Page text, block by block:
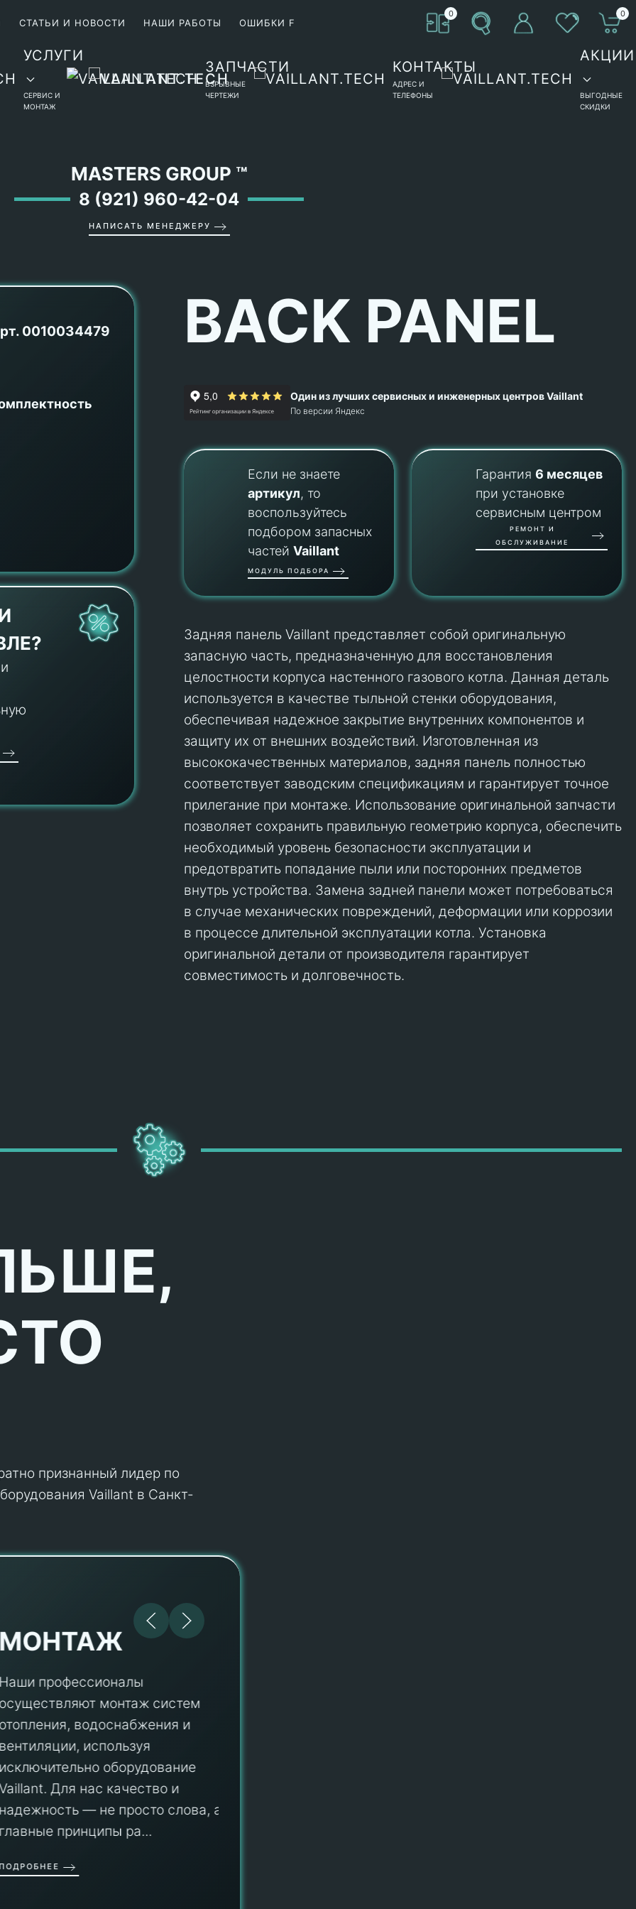
СТАТЬИ И НОВОСТИ НАШИ РАБОТЫ ОШИБКИ F
0 0
УСЛУГИ
СЕРВИС И
МОНТАЖ
ЗАПЧАСТИ
ВЗРЫВНЫЕ
ЧЕРТЕЖИ
КОНТАКТЫ
АДРЕС И
ТЕЛЕФОНЫ
АКЦИИ
ВЫГОДНЫЕ
СКИДКИ
MASTERS GROUP ™
8 (921) 960-42-04
НАПИСАТЬ МЕНЕДЖЕРУ
0010034479 BACK PANEL
Один из лучших сервисных и инженерных центров Vaillant
По версии Яндекс
Если не знаете
артикул, то
воспользуйтесь
подбором запасных
частейVaillant
МОДУЛЬ ПОДБОРА
Гарантия6 месяцев
при установке
сервисным центром
РЕМОНТ И
ОБСЛУЖИВАНИЕ
Задняя панель Vaillant представляет собой оригинальную
запасную часть, предназначенную для восстановления
целостности корпуса настенного газового котла. Данная деталь
используется в качестве тыльной стенки оборудования,
обеспечивая надежное закрытие внутренних компонентов и
защиту их от внешних воздействий. Изготовленная из
высококачественных материалов, задняя панель полностью
соответствует заводским спецификациям и гарантирует точное
прилегание при монтаже. Использование оригинальной запчасти
позволяет сохранить правильную геометрию корпуса, обеспечить
необходимый уровень безопасности эксплуатации и
предотвратить попадание пыли или посторонних предметов
внутрь устройства. Замена задней панели может потребоваться
в случае механических повреждений, деформации или коррозии
в процессе длительной эксплуатации котла. Установка
оригинальной детали от производителя гарантирует
совместимость и долговечность.
признанный лидер по
Vaillant в Санкт-
МОНТАЖ
Наши профессионалы
осуществляют монтаж систем
отопления, водоснабжения и
вентиляции, используя
исключительно оборудование
Для нас качество и
надежность — не просто слова, а
главные принципы ра...